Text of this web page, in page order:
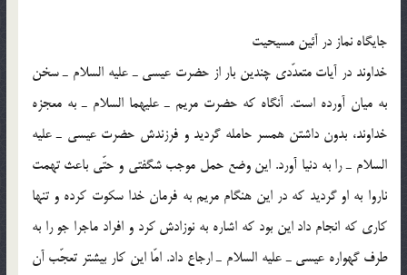
جايگاه نماز در آئين مسيحيت
خداوند در آيات متعدّدي چندين بار از حضرت عيسي ـ عليه السلام ـ سخن
به ميان آورده است. آنگاه كه حضرت مريم ـ عليهما السلام ـ به معجزه
خداوند، بدون داشتن همسر حامله گرديد و فرزندش حضرت عيسي ـ عليه
السلام ـ را به دنيا آورد. اين وضع حمل موجب شگفتي و حتّي باعث تهمت
ناروا به او گرديد كه در اين هنگام مريم به فرمان خدا سكوت كرده و تنها
كاري كه انجام داد اين بود كه اشاره به نوزادش كرد و افراد ماجرا جو را به
طرف گهواره عيسي ـ عليه السلام ـ ارجاع داد. امّا اين كار بيشتر تعجّب آن